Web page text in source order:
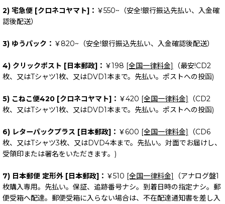
2) 宅急便 [クロネコヤマト]： ￥550~（安全!銀行振込先払い、入金確
認後配送）
3) ゆうパック： ￥820~（安全!銀行振込先払い、入金確認後配送）
4) クリックポスト [日本郵政]： ￥198 [全国一律料金]
（最安!CD2
枚、又はTシャツ1枚、又はDVD1本まで。先払い。ポストへの投函)
5) こねこ便420 [クロネコヤマト]： ￥420 [全国一律料金]
（CD2
枚、又はTシャツ1枚、又はDVD1本まで。先払い。ポストへの投函)
6) レターパックプラス [日本郵政]： ￥600 [全国一律料金]
（CD6
枚、又はTシャツ3枚、又はDVD4本まで。先払い。対面でお届けし、
受領印または署名をいただきます。)
7) 日本郵便 定形外 [日本郵政]： ￥510 [全国一律料金]
（アナログ盤1
枚購入専用。先払い。保証、追跡番号ナシ。到着日時の指定ナシ。郵
便受箱へ配達。郵便受箱に入らない場合は、不在配達通知書を差し入